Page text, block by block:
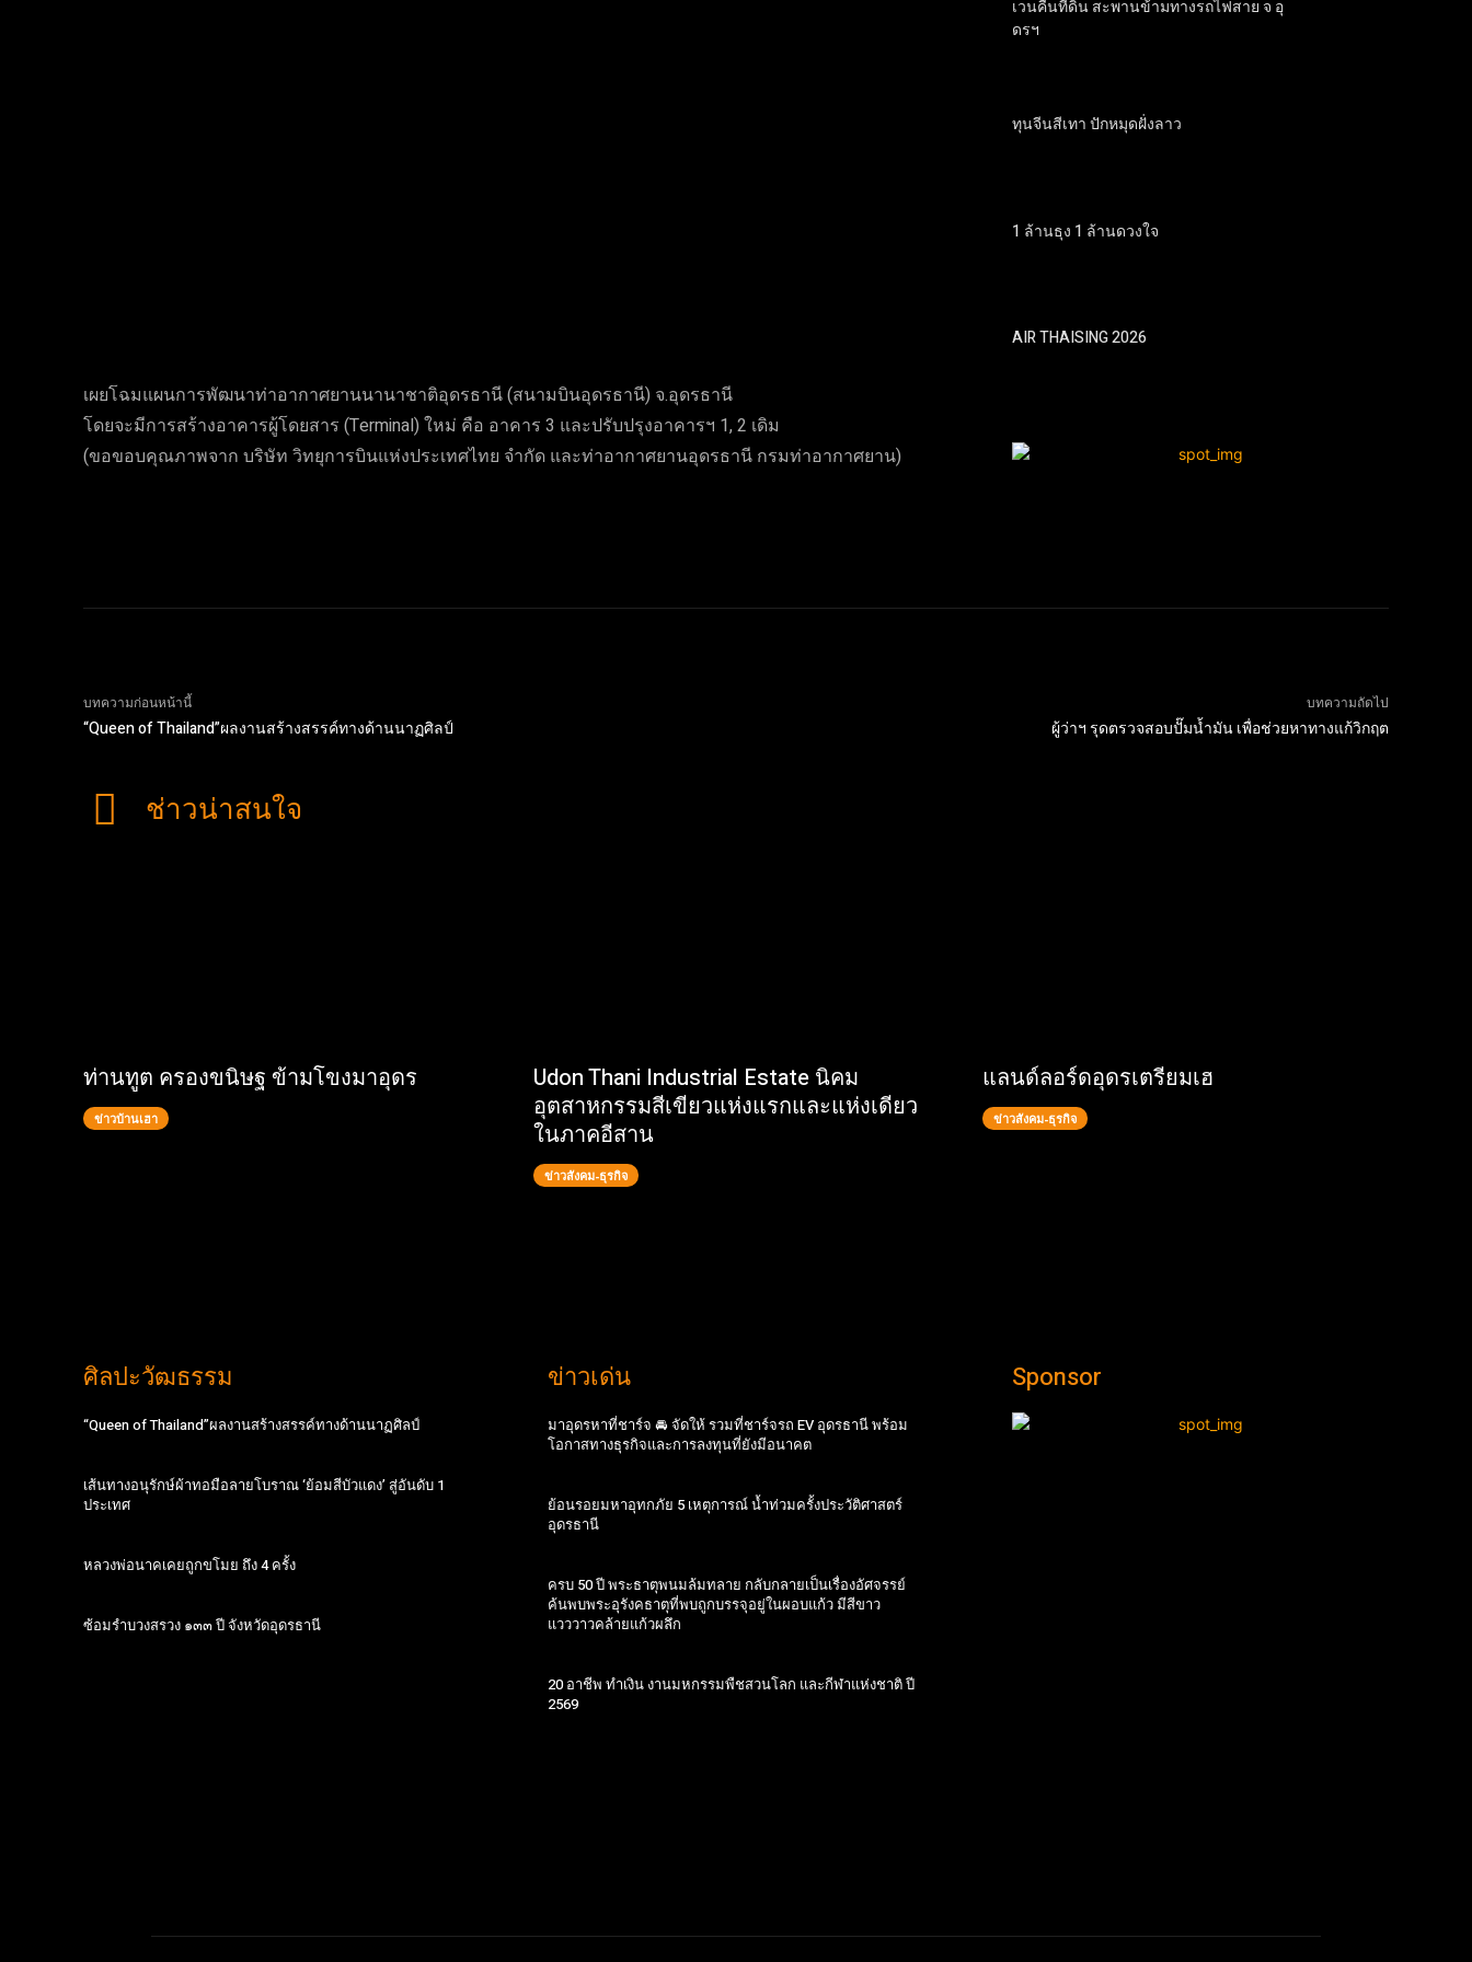
เผยโฉมแผนการพัฒนาท่าอากาศยานนานาชาติอุดรธานี (สนามบินอุดรธานี) จ.อุดรธานี
โดยจะมีการสร้างอาคารผู้โดยสาร (Terminal) ใหม่ คือ อาคาร 3 และปรับปรุงอาคารฯ 1, 2 เดิม
(ขอขอบคุณภาพจาก บริษัท วิทยุการบินแห่งประเทศไทย จำกัด และท่าอากาศยานอุดรธานี กรมท่าอากาศยาน)
เวนคืนที่ดิน สะพานข้ามทางรถไฟสาย จ อุ
ดรฯ
ทุนจีนสีเทา ปักหมุดฝั่งลาว
1 ล้านธุง 1 ล้านดวงใจ
AIR THAISING 2026
บทความก่อนหน้านี้
“Queen of Thailand”ผลงานสร้างสรรค์ทางด้านนาฏศิลป์
บทความถัดไป
ผู้ว่าฯ รุดตรวจสอบปั๊มน้ำมัน เพื่อช่วยหาทางแก้วิกฤต
ช่าวน่าสนใจ
ท่านทูต ครองขนิษฐ ข้ามโขงมาอุดร
ข่าวบ้านเฮา
Udon Thani Industrial Estate นิคม
อุตสาหกรรมสีเขียวแห่งแรกและแห่งเดียว
ในภาคอีสาน
ข่าวสังคม-ธุรกิจ
แลนด์ลอร์ดอุดรเตรียมเฮ
ข่าวสังคม-ธุรกิจ
ศิลปะวัฒธรรม
“Queen of Thailand”ผลงานสร้างสรรค์ทางด้านนาฏศิลป์
เส้นทางอนุรักษ์ผ้าทอมือลายโบราณ ‘ย้อมสีบัวแดง’ สู่อันดับ 1
ประเทศ
หลวงพ่อนาคเคยถูกขโมย ถึง 4 ครั้ง
ซ้อมรำบวงสรวง ๑๓๓ ปี จังหวัดอุดรธานี
ข่าวเด่น
มาอุดรหาที่ชาร์จ 🚘 จัดให้ รวมที่ชาร์จรถ EV อุดรธานี พร้อม
โอกาสทางธุรกิจและการลงทุนที่ยังมีอนาคต
ย้อนรอยมหาอุทกภัย 5 เหตุการณ์ น้ำท่วมครั้งประวัติศาสตร์
อุดรธานี
ครบ 50 ปี พระธาตุพนมล้มทลาย กลับกลายเป็นเรื่องอัศจรรย์
ค้นพบพระอุรังคธาตุที่พบถูกบรรจุอยู่ในผอบแก้ว มีสีขาว
แวววาวคล้ายแก้วผลึก
20 อาชีพ ทำเงิน งานมหกรรมพืชสวนโลก และกีฬาแห่งชาติ ปี
2569
Sponsor